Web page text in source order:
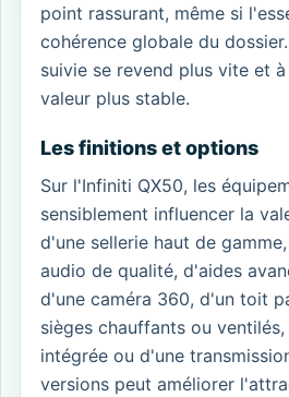
point rassurant, même si
cohérence globale du
suivie se revend plus vite et
valeur plus stable.
Les finitions et options
Sur l'Infiniti QX50, les
sensiblement influencer la
d'une sellerie haut de
audio de qualité, d'aides
d'une caméra 360, d'un toit
sièges chauffants ou
intégrée ou d'une
versions peut améliorer